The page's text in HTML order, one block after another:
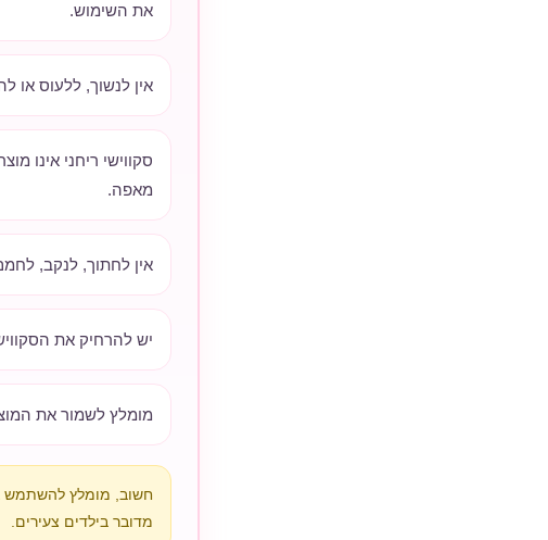
את השימוש.
אין לנשוך, ללעוס או
סקווישי ריחני אינו
מאפה.
אין לחתוך, לנקב,
יש להרחיק את
מומלץ לשמור את
חשוב, מומלץ להשתמש
מדובר בילדים צעירים.